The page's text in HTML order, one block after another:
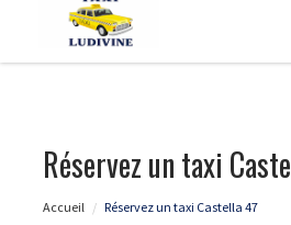
Réservez un taxi
Accueil Réservez un taxi Castella 47